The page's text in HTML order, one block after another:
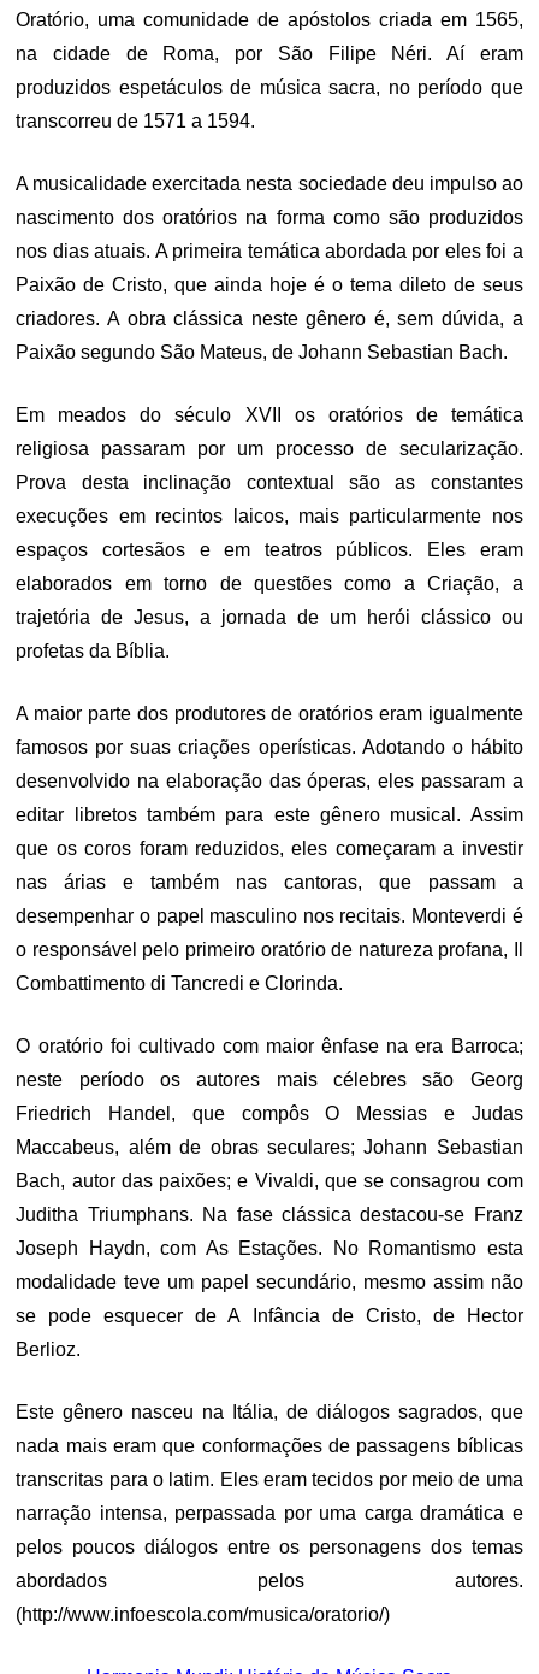
Oratório, uma comunidade de apóstolos criada em 1565,
na cidade de Roma, por São Filipe Néri. Aí eram
produzidos espetáculos de música sacra, no período que
transcorreu de 1571 a 1594.
A musicalidade exercitada nesta sociedade deu impulso ao
nascimento dos oratórios na forma como são produzidos
nos dias atuais. A primeira temática abordada por eles foi a
Paixão de Cristo, que ainda hoje é o tema dileto de seus
criadores. A obra clássica neste gênero é, sem dúvida, a
Paixão segundo São Mateus, de Johann Sebastian Bach.
Em meados do século XVII os oratórios de temática
religiosa passaram por um processo de secularização.
Prova desta inclinação contextual são as constantes
execuções em recintos laicos, mais particularmente nos
espaços cortesãos e em teatros públicos. Eles eram
elaborados em torno de questões como a Criação, a
trajetória de Jesus, a jornada de um herói clássico ou
profetas da Bíblia.
A maior parte dos produtores de oratórios eram igualmente
famosos por suas criações operísticas. Adotando o hábito
desenvolvido na elaboração das óperas, eles passaram a
editar libretos também para este gênero musical. Assim
que os coros foram reduzidos, eles começaram a investir
nas árias e também nas cantoras, que passam a
desempenhar o papel masculino nos recitais. Monteverdi é
o responsável pelo primeiro oratório de natureza profana, Il
Combattimento di Tancredi e Clorinda.
O oratório foi cultivado com maior ênfase na era Barroca;
neste período os autores mais célebres são Georg
Friedrich Handel, que compôs O Messias e Judas
Maccabeus, além de obras seculares; Johann Sebastian
Bach, autor das paixões; e Vivaldi, que se consagrou com
Juditha Triumphans. Na fase clássica destacou-se Franz
Joseph Haydn, com As Estações. No Romantismo esta
modalidade teve um papel secundário, mesmo assim não
se pode esquecer de A Infância de Cristo, de Hector
Berlioz.
Este gênero nasceu na Itália, de diálogos sagrados, que
nada mais eram que conformações de passagens bíblicas
transcritas para o latim. Eles eram tecidos por meio de uma
narração intensa, perpassada por uma carga dramática e
pelos poucos diálogos entre os personagens dos temas
abordados pelos autores.
(http://www.infoescola.com/musica/oratorio/)